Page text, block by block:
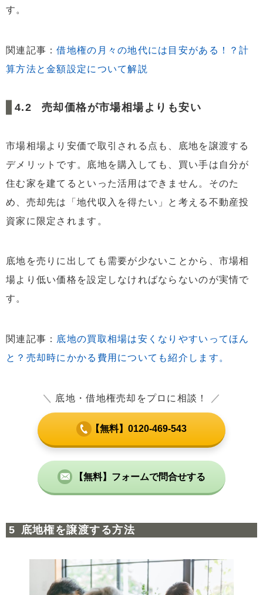
す。
関連記事：借地権の月々の地代には目安がある！？計
算方法と金額設定について解説
売却価格が市場相場よりも安い
市場相場より安価で取引される点も、底地を譲渡する
デメリットです。底地を購入しても、買い手は自分が
住む家を建てるといった活用はできません。そのた
め、売却先は「地代収入を得たい」と考える不動産投
資家に限定されます。
底地を売りに出しても需要が少ないことから、市場相
場より低い価格を設定しなければならないのが実情で
す。
関連記事： 底地の買取相場は安くなりやすいってほん
と？売却時にかかる費用についても紹介します。
＼ 底地・借地権売却をプロに相談！ ／
【無料】0120-469-543
【無料】フォームで問合せする
底地権を譲渡する方法